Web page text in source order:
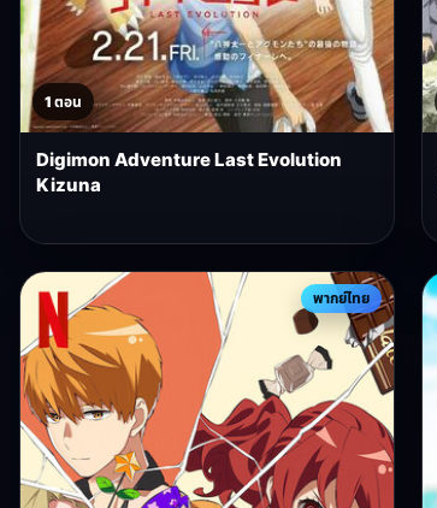
1 ตอน
Digimon Adventure Last Evolution
Kizuna
พากย์ไทย